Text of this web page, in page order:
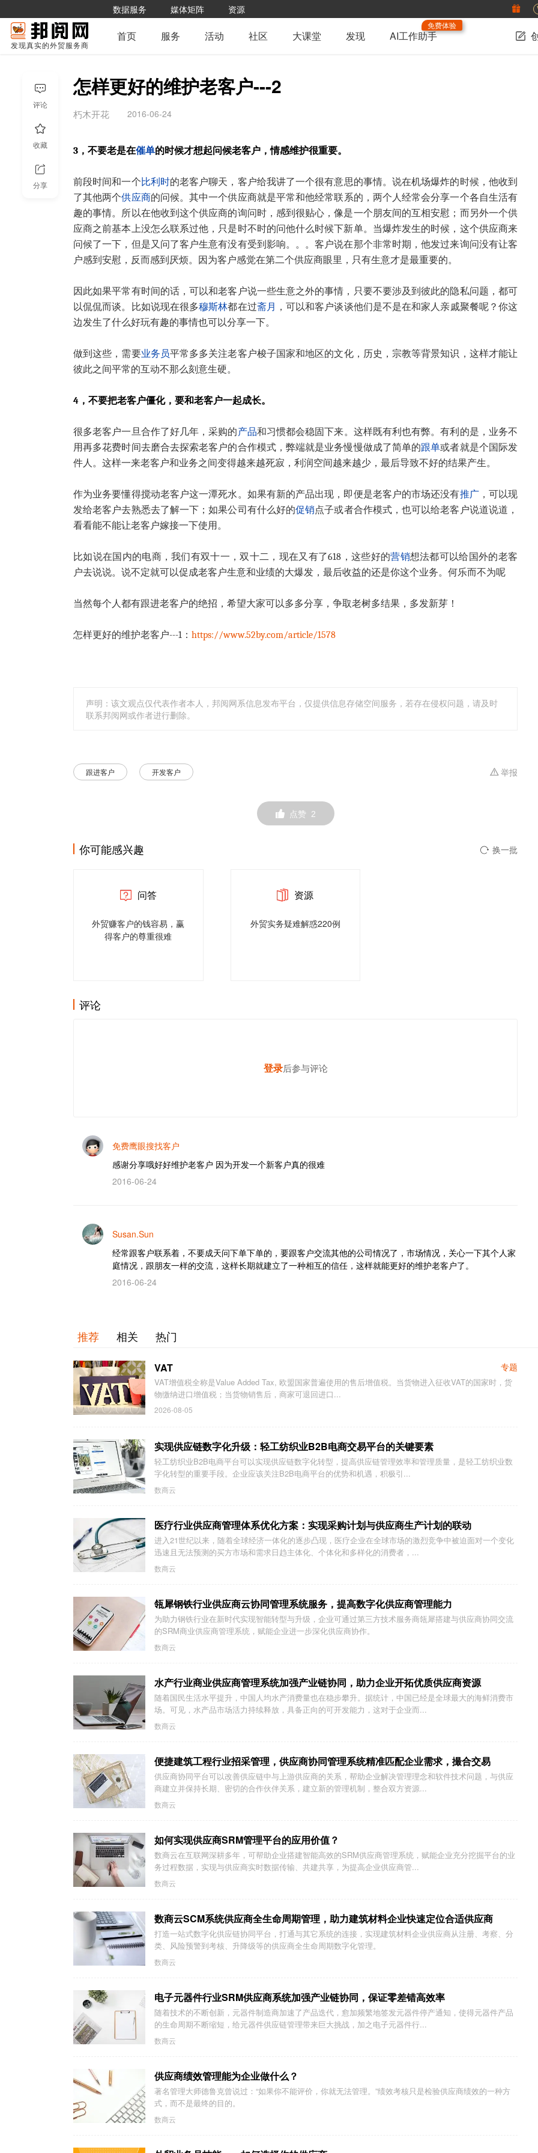
数据服务 媒体矩阵 资源
发现真实的外贸服务商
首页 服务 活动 社区 大课堂 发现 AI工作助手
免费体验
怎样更好的维护老客户---2
朽木开花 2016-06-24
3，不要老是在催单的时候才想起问候老客户，情感维护很重要。
前段时间和一个比利时的老客户聊天，客户给我讲了一个很有意思的事情。说在机场爆炸的时候，他收到
了其他两个供应商的问候。其中一个供应商就是平常和他经常联系的，两个人经常会分享一个各自生活有
趣的事情。所以在他收到这个供应商的询问时，感到很贴心，像是一个朋友间的互相安慰；而另外一个供
应商之前基本上没怎么联系过他，只是时不时的问他什么时候下新单。当爆炸发生的时候，这个供应商来
问候了一下，但是又问了客户生意有没有受到影响。。。客户说在那个非常时期，他发过来询问没有让客
户感到安慰，反而感到厌烦。因为客户感觉在第二个供应商眼里，只有生意才是最重要的。
因此如果平常有时间的话，可以和老客户说一些生意之外的事情，只要不要涉及到彼此的隐私问题，都可
以侃侃而谈。比如说现在很多穆斯林都在过斋月
，可以和客户谈谈他们是不是在和家人亲戚聚餐呢？你这
边发生了什么好玩有趣的事情也可以分享一下。
做到这些，需要业务员平常多多关注老客户梭子国家和地区的文化，历史，宗教等背景知识，这样才能让
彼此之间平常的互动不那么刻意生硬。
4，不要把老客户僵化，要和老客户一起成长。
很多老客户一旦合作了好几年，采购的产品和习惯都会稳固下来。这样既有利也有弊。有利的是，业务不
用再多花费时间去磨合去探索老客户的合作模式，弊端就是业务慢慢做成了简单的跟单或者就是个国际发
件人。这样一来老客户和业务之间变得越来越死寂，利润空间越来越少，最后导致不好的结果产生。
作为业务要懂得搅动老客户这一潭死水。如果有新的产品出现，即便是老客户的市场还没有推广，可以现
发给老客户去熟悉去了解一下；如果公司有什么好的促销点子或者合作模式，也可以给老客户说道说道，
看看能不能让老客户嫁接一下使用。
比如说在国内的电商，我们有双十一，双十二，现在又有了618，这些好的营销想法都可以给国外的老客
户去说说。说不定就可以促成老客户生意和业绩的大爆发，最后收益的还是你这个业务。何乐而不为呢
当然每个人都有跟进老客户的绝招，希望大家可以多多分享，争取老树多结果，多发新芽！
怎样更好的维护老客户---1： https://www.52by.com/article/1578
声明：该文观点仅代表作者本人，邦阅网系信息发布平台，仅提供信息存储空间服务，若存在侵权问题，请及时
联系邦阅网或作者进行删除。
跟进客户 开发客户 举报
点赞 2
评论
收藏
分享
你可能感兴趣 换一批
问答
外贸赚客户的钱容易，赢
得客户的尊重很难
资源
外贸实务疑难解惑220例
评论
登录后参与评论
免费鹰眼搜找客户
感谢分享哦好好维护老客户 因为开发一个新客户真的很难
2016-06-24
Susan.Sun
经常跟客户联系着，不要成天问下单下单的，要跟客户交流其他的公司情况了，市场情况，关心一下其个人家
庭情况，跟朋友一样的交流，这样长期就建立了一种相互的信任，这样就能更好的维护老客户了。
2016-06-24
推荐 相关 热门
专题
VAT
VAT增值税全称是Value Added Tax, 欧盟国家普遍使用的售后增值税。当货物进入征收VAT的国家时，货
物缴纳进口增值税；当货物销售后，商家可退回进口...
2026-08-05
实现供应链数字化升级：轻工纺织业B2B电商交易平台的关键要素
轻工纺织业B2B电商平台可以实现供应链数字化转型，提高供应链管理效率和管理质量，是轻工纺织业数
字化转型的重要手段。企业应该关注B2B电商平台的优势和机遇，积极引...
数商云
医疗行业供应商管理体系优化方案：实现采购计划与供应商生产计划的联动
进入21世纪以来，随着全球经济一体化的逐步凸现，医疗企业在全球市场的激烈竞争中被迫面对一个变化
迅速且无法预测的买方市场和需求日趋主体化、个体化和多样化的消费者，...
数商云
瓴犀钢铁行业供应商云协同管理系统服务，提高数字化供应商管理能力
为助力钢铁行业在新时代实现智能转型与升级，企业可通过第三方技术服务商瓴犀搭建与供应商协同交流
的SRM商业供应商管理系统，赋能企业进一步深化供应商协作。
数商云
水产行业商业供应商管理系统加强产业链协同，助力企业开拓优质供应商资源
随着国民生活水平提升，中国人均水产消费量也在稳步攀升。据统计，中国已经是全球最大的海鲜消费市
场。可见，水产品市场活力持续释放，具备正向的可开发能力，这对于企业而...
数商云
便捷建筑工程行业招采管理，供应商协同管理系统精准匹配企业需求，撮合交易
供应商协同平台可以改善供应链中与上游供应商的关系，帮助企业解决管理理念和软件技术问题，与供应
商建立并保持长期、密切的合作伙伴关系，建立新的管理机制，整合双方资源...
数商云
如何实现供应商SRM管理平台的应用价值？
数商云在互联网深耕多年，可帮助企业搭建智能高效的SRM供应商管理系统，赋能企业充分挖掘平台的业
务过程数据，实现与供应商实时数据传输、共建共享，为提高企业供应商管...
数商云
数商云SCM系统供应商全生命周期管理，助力建筑材料企业快速定位合适供应商
打造一站式数字化供应链协同平台，打通与其它系统的连接，实现建筑材料企业供应商从注册、考察、分
类、风险预警到考核、升降级等的供应商全生命周期数字化管理。
数商云
电子元器件行业SRM供应商系统加强产业链协同，保证零差错高效率
随着技术的不断创新，元器件制造商加速了产品迭代，愈加频繁地签发元器件停产通知，使得元器件产品
的生命周期不断缩短，给元器件供应链管理带来巨大挑战，加之电子元器件行...
数商云
供应商绩效管理能为企业做什么？
著名管理大师德鲁克曾说过：“如果你不能评价，你就无法管理。”绩效考核只是检验供应商绩效的一种方
式，而不是最终的目的。
数商云